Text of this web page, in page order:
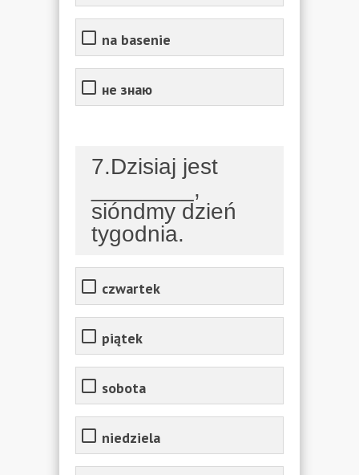
na basenie
не знаю
7.Dzisiaj jest
________,
sióndmy dzień
tygodnia.
czwartek
piątek
sobota
niedziela